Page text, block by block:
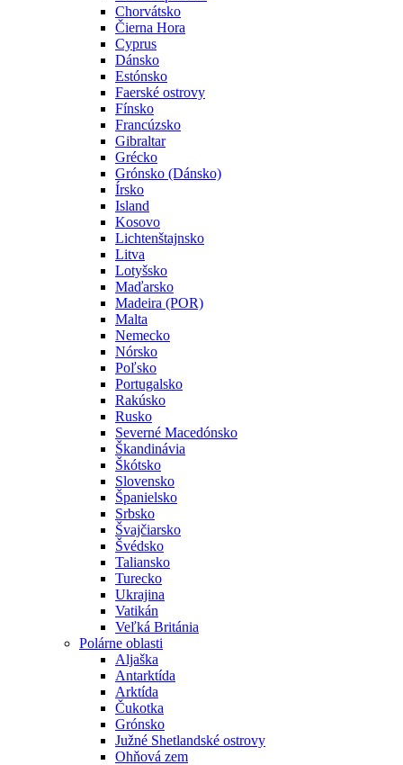
Chorvátsko
Čierna Hora
Cyprus
Dánsko
Estónsko
Faerské ostrovy
Fínsko
Francúzsko
Gibraltar
Grécko
Grónsko (Dánsko)
Írsko
Island
Kosovo
Lichtenštajnsko
Litva
Lotyšsko
Maďarsko
Madeira (POR)
Malta
Nemecko
Nórsko
Poľsko
Portugalsko
Rakúsko
Rusko
Severné Macedónsko
Škandinávia
Škótsko
Slovensko
Španielsko
Srbsko
Švajčiarsko
Švédsko
Taliansko
Turecko
Ukrajina
Vatikán
Veľká Británia
Polárne oblasti
Aljaška
Antarktída
Arktída
Čukotka
Grónsko
Južné Shetlandské ostrovy
Ohňová zem